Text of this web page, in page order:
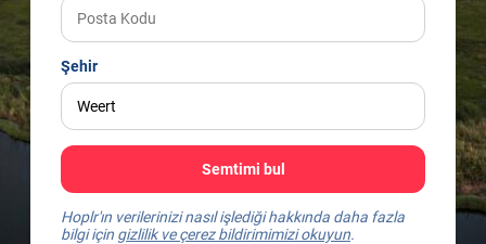
Şehir
Semtimi bul
Hoplr'ın verilerinizi nasıl işlediği hakkında daha fazla
bilgi için gizlilik ve çerez bildirimimizi okuyun.